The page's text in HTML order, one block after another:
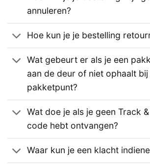
annuleren?
Hoe kun je je bestelling
Wat gebeurt er als je een
aan de deur of niet ophaalt bij
pakketpunt?
Wat doe je als je geen Track
code hebt ontvangen?
Waar kun je een klacht